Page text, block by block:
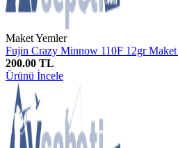
Maket Yemler
Fujin Crazy Minnow 110F 12gr Maket
200.00 TL
Ürünü İncele